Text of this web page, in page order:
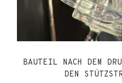
BAUTEIL NACH DEM
DEN